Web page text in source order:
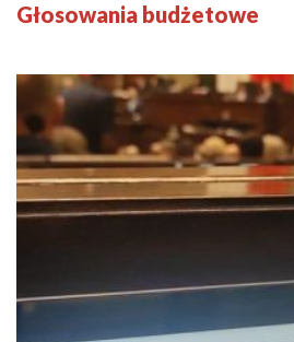
Głosowania budżetowe